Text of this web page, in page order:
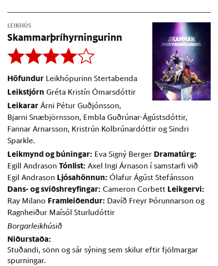
LEIKHÚS
Skamm­ar­þrí­hyrn­ing­ur­inn
Höfundur Leikhópurinn Stertabenda
Leikstjórn Gréta Kristín Ómarsdóttir
Leikarar Árni Pétur Guðjónsson,
Bjarni Snæbjörnsson, Embla Guðrúnar-Ágústsdóttir,
Fannar Arnarsson, Kristrún Kolbrúnardóttir og Sindri
Sparkle.
Leikmynd og búningar: Eva Signý Berger Dramatúrg:
Egill Andrason Tónlist: Axel Ingi Árnason í samstarfi við
Egil Andrason Ljósahönnun: Ólafur Ágúst Stefánsson
Dans- og sviðshreyfingar: Cameron Corbett Leikgervi:
Ray Milano Framleiðendur: Davíð Freyr Þórunnarson og
Ragnheiður Maísól Sturludóttir
Borgarleikhúsið
Niðurstaða:
Stuðandi, sönn og sár sýning sem skilur eftir fjölmargar
spurningar.